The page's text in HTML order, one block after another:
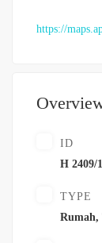
https://
ID
H 2409/
TYPE
Rumah,